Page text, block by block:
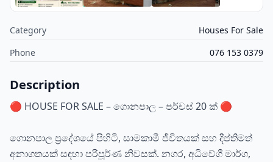
Category
Houses For Sale
Phone
076 153 0379
Description
🔴 HOUSE FOR SALE – ගොනපාල – පර්චස් 20 ක් 🔴
ගොනපාල ප්‍රදේශයේ පිහිටි, සාමකාමී ජීවිතයක් සහ දීප්තිමත්
අනාගතයක් සඳහා පරිපූර්ණ නිවසක්. නගර, අධිවේගී මාර්ග,